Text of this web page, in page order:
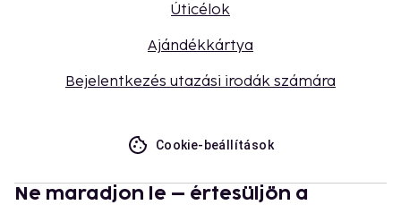
Úticélok
Ajándékkártya
Bejelentkezés utazási irodák számára
Cookie-beállítások
Ne maradjon le – értesüljön a